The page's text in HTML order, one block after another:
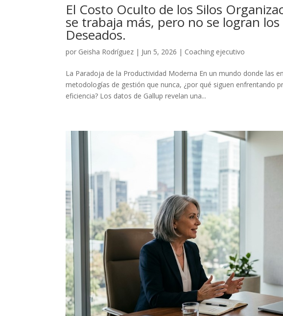
El Costo Oculto de los Silos
se trabaja más, pero no se logran
Deseados.
por Geisha Rodríguez | Jun 5, 2026 | Coaching ejecutivo
La Paradoja de la Productividad Moderna En un mundo donde las
metodologías de gestión que nunca, ¿por qué siguen enfrentando
eficiencia? Los datos de Gallup revelan una...